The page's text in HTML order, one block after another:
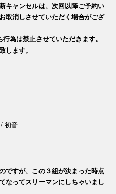
キャンセルは、次回以降ご予約い
取消しさせていただく場合がござ
為は禁止させていただきます。
します。
初音
ですが、この３組が決まった時点
なってスリーマンにしちゃいまし